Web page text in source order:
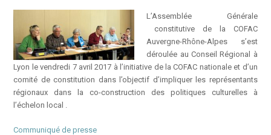
L’Assemblée Générale
constitutive de la COFAC
Auvergne-Rhône-Alpes s’est
déroulée au Conseil Régional à
Lyon le vendredi 7 avril 2017 à l’initiative de la COFAC nationale et d’un
comité de constitution dans l’objectif d’impliquer les représentants
régionaux dans la co-construction des politiques culturelles à
l’échelon local .
Communiqué de presse